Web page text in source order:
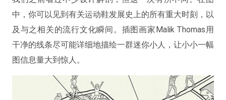
中，你可以见到有关运动鞋发展史上的所有重大时刻，以
及与之相关的流行文化瞬间。插图画家Malik Thomas用
干净的线条尽可能详细地描绘一群迷你小人，让小小一幅
图信息量大到惊人。